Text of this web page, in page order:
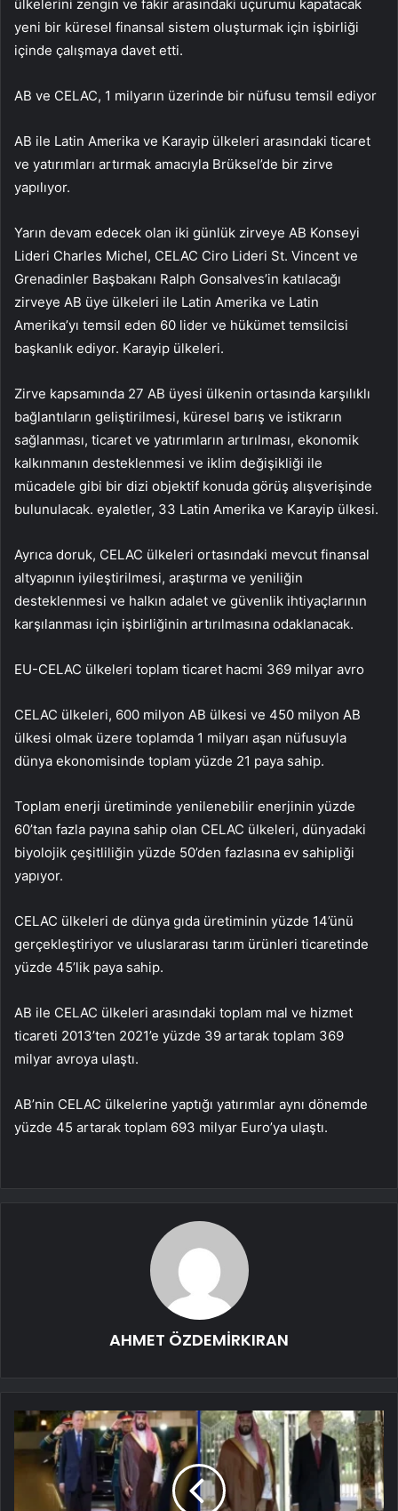
ülkelerini zengin ve fakir arasındaki uçurumu kapatacak
yeni bir küresel finansal sistem oluşturmak için işbirliği
içinde çalışmaya davet etti.
AB ve CELAC, 1 milyarın üzerinde bir nüfusu temsil ediyor
AB ile Latin Amerika ve Karayip ülkeleri arasındaki ticaret
ve yatırımları artırmak amacıyla Brüksel’de bir zirve
yapılıyor.
Yarın devam edecek olan iki günlük zirveye AB Konseyi
Lideri Charles Michel, CELAC Ciro Lideri St. Vincent ve
Grenadinler Başbakanı Ralph Gonsalves’in katılacağı
zirveye AB üye ülkeleri ile Latin Amerika ve Latin
Amerika’yı temsil eden 60 lider ve hükümet temsilcisi
başkanlık ediyor. Karayip ülkeleri.
Zirve kapsamında 27 AB üyesi ülkenin ortasında karşılıklı
bağlantıların geliştirilmesi, küresel barış ve istikrarın
sağlanması, ticaret ve yatırımların artırılması, ekonomik
kalkınmanın desteklenmesi ve iklim değişikliği ile
mücadele gibi bir dizi objektif konuda görüş alışverişinde
bulunulacak. eyaletler, 33 Latin Amerika ve Karayip ülkesi.
Ayrıca doruk, CELAC ülkeleri ortasındaki mevcut finansal
altyapının iyileştirilmesi, araştırma ve yeniliğin
desteklenmesi ve halkın adalet ve güvenlik ihtiyaçlarının
karşılanması için işbirliğinin artırılmasına odaklanacak.
EU-CELAC ülkeleri toplam ticaret hacmi 369 milyar avro
CELAC ülkeleri, 600 milyon AB ülkesi ve 450 milyon AB
ülkesi olmak üzere toplamda 1 milyarı aşan nüfusuyla
dünya ekonomisinde toplam yüzde 21 paya sahip.
Toplam enerji üretiminde yenilenebilir enerjinin yüzde
60’tan fazla payına sahip olan CELAC ülkeleri, dünyadaki
biyolojik çeşitliliğin yüzde 50’den fazlasına ev sahipliği
yapıyor.
CELAC ülkeleri de dünya gıda üretiminin yüzde 14’ünü
gerçekleştiriyor ve uluslararası tarım ürünleri ticaretinde
yüzde 45’lik paya sahip.
AB ile CELAC ülkeleri arasındaki toplam mal ve hizmet
ticareti 2013’ten 2021’e yüzde 39 artarak toplam 369
milyar avroya ulaştı.
AB’nin CELAC ülkelerine yaptığı yatırımlar aynı dönemde
yüzde 45 artarak toplam 693 milyar Euro’ya ulaştı.
AHMET ÖZDEMİRKIRAN